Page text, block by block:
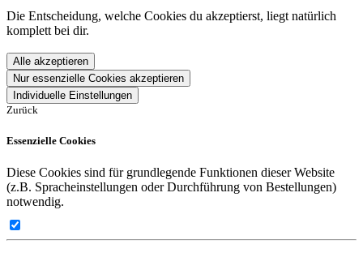
Die Entscheidung, welche Cookies du akzeptierst, liegt natürlich
komplett bei dir.
Alle akzeptieren
Nur essenzielle Cookies akzeptieren
Individuelle Einstellungen
Zurück
Essenzielle Cookies
Diese Cookies sind für grundlegende Funktionen dieser Website
(z.B. Spracheinstellungen oder Durchführung von Bestellungen)
notwendig.